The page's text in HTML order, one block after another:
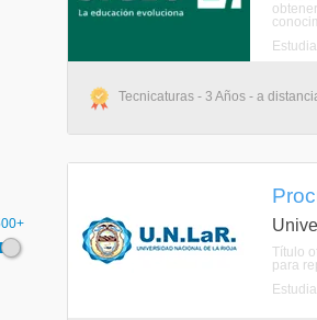
Tecnicaturas - 3 Años - a
Título
para